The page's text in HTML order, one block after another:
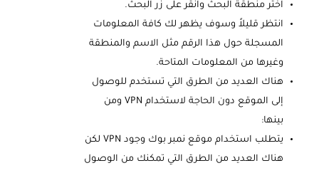
اختر منطقة البحث وانقر على زر البحث.
انتظر قليلاً وسوف يظهر لك كافة المعلومات
المسجلة حول هذا الرقم مثل الاسم والمنطقة
وغيرها من المعلومات المتاحة.
هناك العديد من الطرق التي تستخدم للوصول
إلى الموقع دون الحاجة لاستخدام VPN ومن
بينها:
يتطلب استخدام موقع نمبر بوك وجود VPN لكن
هناك العديد من الطرق التي تمكنك من الوصول